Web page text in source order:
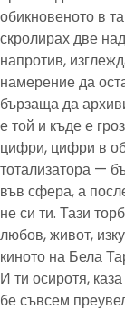
обикновеното в
скролирах две
напротив,
намерение да
бързаща да
е той и къде е
цифри, цифри в
тотализатора —
във сфера, а
не си ти. Тази
любов, живот,
киното на Бела
И ти осиротя,
бе съвсем